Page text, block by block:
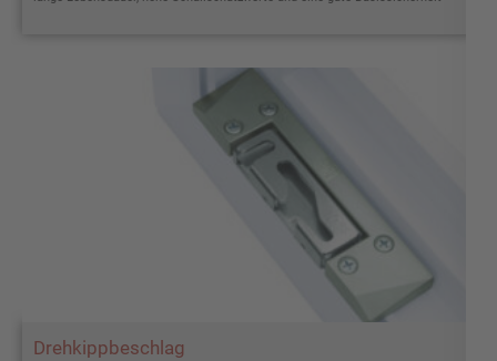
Drehkippbeschlag